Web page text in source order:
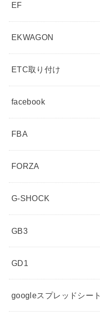
EF
EKWAGON
ETC取り付け
facebook
FBA
FORZA
G-SHOCK
GB3
GD1
googleスプレッドシート